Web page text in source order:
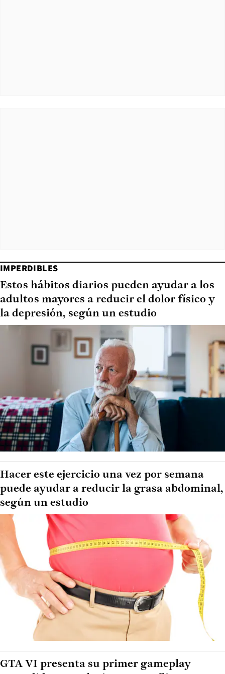
IMPERDIBLES
Estos hábitos diarios pueden ayudar a los
adultos mayores a reducir el dolor físico y
la depresión, según un estudio
Hacer este ejercicio una vez por semana
puede ayudar a reducir la grasa abdominal,
según un estudio
GTA VI presenta su primer gameplay